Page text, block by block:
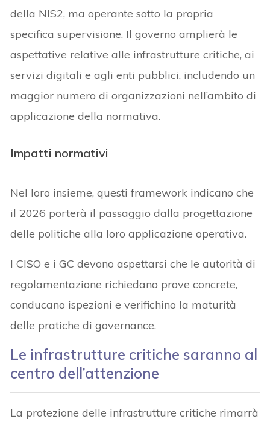
della NIS2, ma operante sotto la propria
specifica supervisione. Il governo amplierà le
aspettative relative alle infrastrutture critiche, ai
servizi digitali e agli enti pubblici, includendo un
maggior numero di organizzazioni nell’ambito di
applicazione della normativa.
Impatti normativi
Nel loro insieme, questi framework indicano che
il 2026 porterà il passaggio dalla progettazione
delle politiche alla loro applicazione operativa.
I CISO e i GC devono aspettarsi che le autorità di
regolamentazione richiedano prove concrete,
conducano ispezioni e verifichino la maturità
delle pratiche di governance.
Le infrastrutture critiche saranno al
centro dell’attenzione
La protezione delle infrastrutture critiche rimarrà